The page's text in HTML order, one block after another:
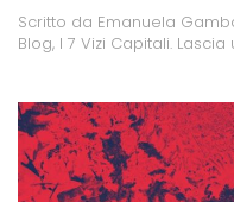
Scritto da Emanuela
Blog, I 7 Vizi Capitali. Lascia